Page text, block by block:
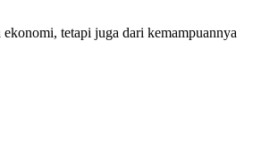
tetapi juga dari kemampuannya